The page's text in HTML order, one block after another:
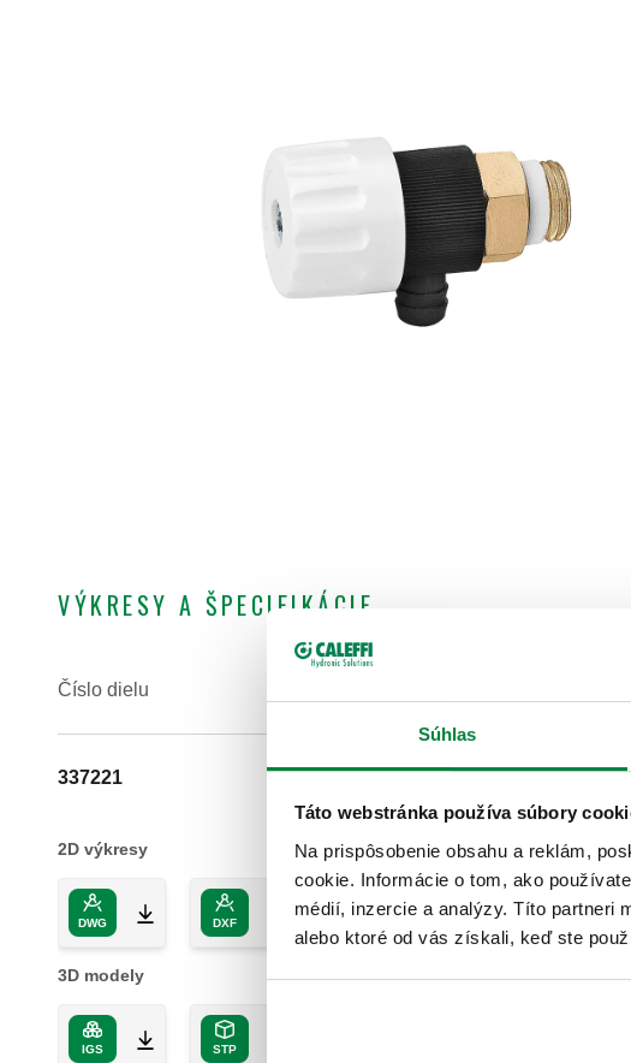
Súhlas
Táto webstránka používa súbory
Na prispôsobenie obsahu a reklám,
cookie. Informácie o tom, ako
médií, inzercie a analýzy. Títo partneri
alebo ktoré od vás získali, keď ste
VÝKRESY A ŠPECIFIKÁCIE
Číslo dielu
337221 G 1/4" A
2D výkresy
DWG DXF
3D modely
IGS STP